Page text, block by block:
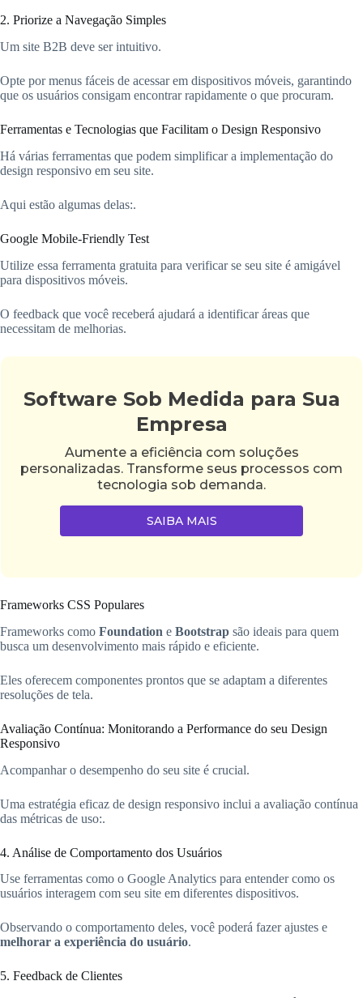
2. Priorize a Navegação Simples
Um site B2B deve ser intuitivo.
Opte por menus fáceis de acessar em dispositivos móveis, garantindo
que os usuários consigam encontrar rapidamente o que procuram.
Ferramentas e Tecnologias que Facilitam o Design Responsivo
Há várias ferramentas que podem simplificar a implementação do
design responsivo em seu site.
Aqui estão algumas delas:.
Google Mobile-Friendly Test
Utilize essa ferramenta gratuita para verificar se seu site é amigável
para dispositivos móveis.
O feedback que você receberá ajudará a identificar áreas que
necessitam de melhorias.
Software Sob Medida para Sua
Empresa
Aumente a eficiência com soluções
personalizadas. Transforme seus processos com
tecnologia sob demanda.
SAIBA MAIS
Frameworks CSS Populares
Frameworks como Foundation e Bootstrap são ideais para quem
busca um desenvolvimento mais rápido e eficiente.
Eles oferecem componentes prontos que se adaptam a diferentes
resoluções de tela.
Avaliação Contínua: Monitorando a Performance do seu Design
Responsivo
Acompanhar o desempenho do seu site é crucial.
Uma estratégia eficaz de design responsivo inclui a avaliação contínua
das métricas de uso:.
4. Análise de Comportamento dos Usuários
Use ferramentas como o Google Analytics para entender como os
usuários interagem com seu site em diferentes dispositivos.
Observando o comportamento deles, você poderá fazer ajustes e
melhorar a experiência do usuário.
5. Feedback de Clientes